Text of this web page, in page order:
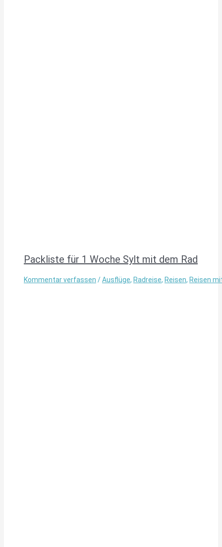
Packliste für 1 Woche Sylt mit dem Rad
Kommentar verfassen /Ausflüge, Radreise, Reisen, Reisen